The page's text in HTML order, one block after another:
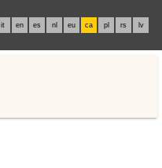
it en es nl eu ca pl rs lv